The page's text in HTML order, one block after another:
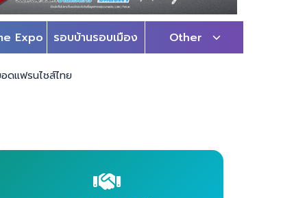
Expo รอบบ้านรอบเมือง Other
ดแฟรนไชส์ไทย